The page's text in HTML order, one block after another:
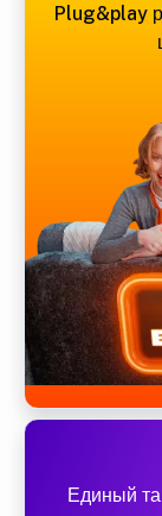
Plug&play
Единый